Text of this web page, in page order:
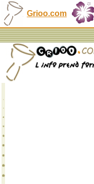
Grioo.com